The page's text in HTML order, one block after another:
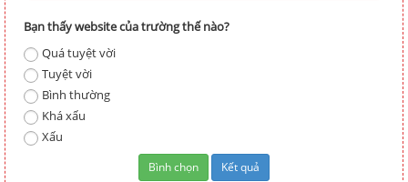
Bạn thấy website của trường thế nào?
Quá tuyệt vời
Tuyệt vời
Bình thường
Khá xấu
Xấu